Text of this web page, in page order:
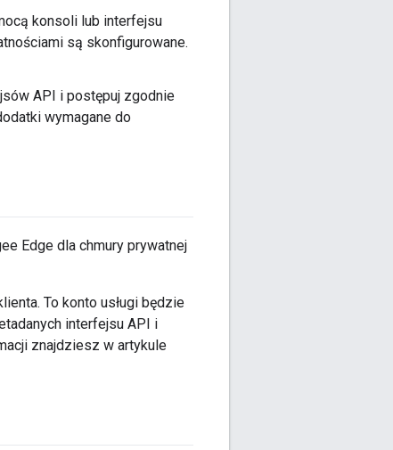
konsoli lub interfejsu
są skonfigurowane.
API i postępuj zgodnie
wymagane do
Edge dla chmury prywatnej
To konto usługi będzie
interfejsu API i
znajdziesz w artykule